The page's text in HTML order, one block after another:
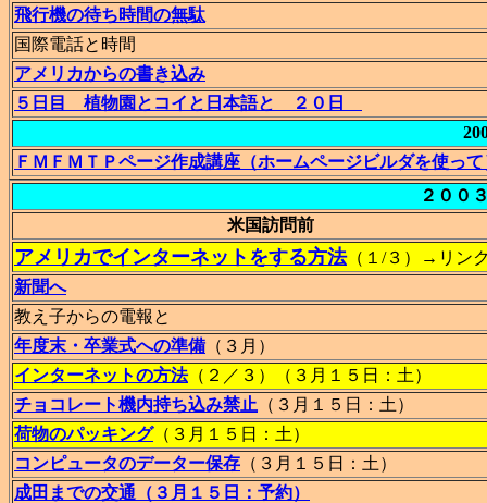
飛行機の待ち時間の無駄
国際電話と時間
アメリカからの書き込み
５日目 植物園とコイと日本語と ２０日
ＦＭＦＭＴＰページ作成講座（ホームページビルダを使って
２００
米国訪問前
アメリカでインターネットをする方法（１/３）→リン
新聞へ
教え子からの電報と
年度末・卒業式への準備 （３月）
インターネットの方法（２／３）（３月１５日：土）
チョコレート機内持ち込み禁止 （３月１５日：土）
荷物のパッキング（３月１５日：土）
コンピュータのデーター保存 （３月１５日：土）
成田までの交通（３月１５日：予約）